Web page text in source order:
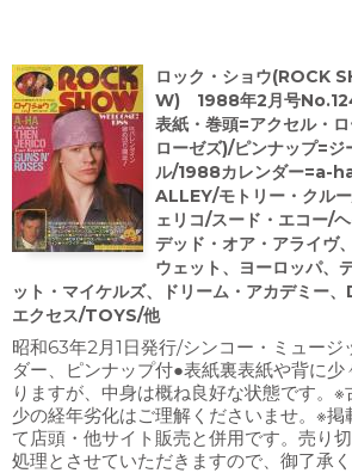
ロック・ショウ(ROCK
W) 1988年2月号
表紙・巻頭=アクセル・
ローゼズ)/ピンナップ=ジ
ル/1988カレンダー=a-
ALLEY/モトリー・クル
ェリコ/スード・エコー/
デッド・オア・アライヴ
ウェット、ヨーロッパ、
ット・マイケルズ、ドリーム・アカデミー
エクセス/TOYS/他
昭和63年2月1日発行/シンコー・ミュージ
ダー、ピンナップ付●表紙裏表紙や背に少
りますが、中身は概ね良好な状態です。
少の経年劣化はご理解くださいませ。※掲
て店頭・他サイト販売と併用です。売り
処理とさせていただきますので、御了承く